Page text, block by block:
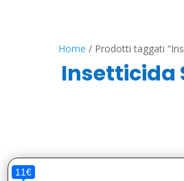
Home / Prodotti taggati
Insetticida
11€